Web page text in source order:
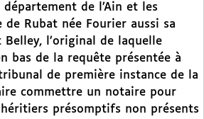
de l’Ain et les
de Rubat née Fourier aussi sa
l’original de laquelle
bas de la requête présentée à
de première instance de la
commettre un notaire pour
présomptifs non présents